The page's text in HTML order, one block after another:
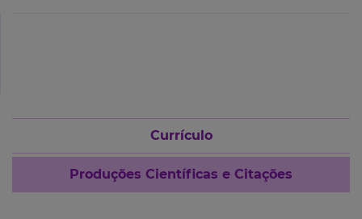
Currículo
Produções Científicas e Citações